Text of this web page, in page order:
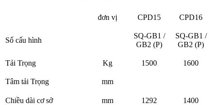
đơn vị CPD15 CPD16
Số cấu hình
SQ-GB1 /
GB2 (P)
SQ-GB1 /
GB2 (P)
Tải Trọng Kg 1500 1600
Tâm tải Trọng mm
Chiều dài cơ sở mm 1292 1400